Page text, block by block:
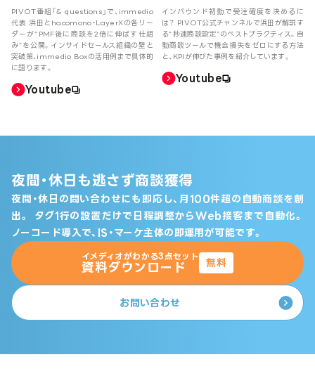
PIVOT番組「& questions」で、immedio
代表 浜田とhacomono・LayerXの各リー
ダーが“PMF後に商談を2倍に伸ばす仕組
み”を公開。インサイドセールス組織の壁と
突破策、immedio Boxの活用例まで具体的
に語ります。
Youtube
インバウンド初動で受注確度を決めるに
は？ PIVOT公式チャンネルで浜田が解説す
る“秒速商談設定”のベストプラクティス。自
動商談ツールで機会損失をゼロにする方法
と、KPIが伸びた事例を紹介しています。
Youtube
夜間・休日も逃さず商談獲得
夜間・休日の問い合わせにも即応し、月100件超の自動商談を創
出。
タグ1行の設置だけで日程調整からWeb接客まで自動化。
ノーコード導入で、IS・マーケ主体の即運用が可能です。
イメディオがわかる3点セット
資料ダウンロード 無料
お問い合わせ